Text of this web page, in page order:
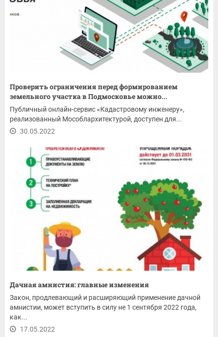
Проверить ограничения перед формированием
земельного участка в Подмосковье можно...
Публичный онлайн-сервис «Кадастровому инженеру»,
реализованный Мособлархитектурой, доступен для...
30.05.2022
Дачная амнистия: главные изменения
Закон, продлевающий и расширяющий применение дачной
амнистии, может вступить в силу не 1 сентября 2022 года,
как...
17.05.2022